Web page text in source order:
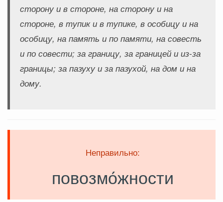
сторону и в стороне, на сторону и на
стороне, в тупик и в тупике, в особицу и на
особицу, на память и по памяти, на совесть
и по совести; за границу, за границей и из-за
границы; за пазуху и за пазухой, на дом и на
дому.
Неправильно:
повозмо́жности